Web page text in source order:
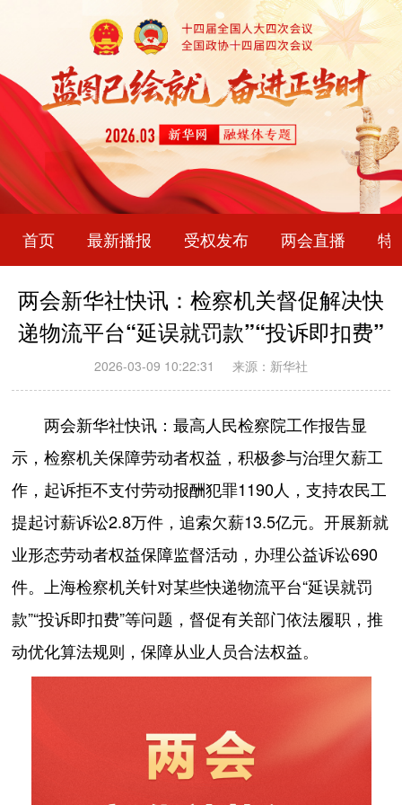
首页 最新播报 受权发布 两会直播 特
两会新华社快讯：检察机关督促解决快
递物流平台“延误就罚款”“投诉即扣费”
2026-03-09 10:22:31 来源：新华社
两会新华社快讯：最高人民检察院工作报告显
示，检察机关保障劳动者权益，积极参与治理欠薪工
作，起诉拒不支付劳动报酬犯罪1190人，支持农民工
提起讨薪诉讼2.8万件，追索欠薪13.5亿元。开展新就
业形态劳动者权益保障监督活动，办理公益诉讼690
件。上海检察机关针对某些快递物流平台“延误就罚
款”“投诉即扣费”等问题，督促有关部门依法履职，推
动优化算法规则，保障从业人员合法权益。